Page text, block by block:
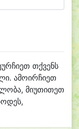
თქვენს
ამოირჩიეთ
მიუთითეთ